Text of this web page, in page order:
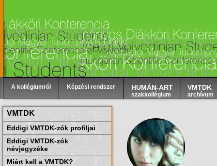
A kollégiumról Képzési rendszer HUMÁN-ART
szakkollégium
VMTDK
archívum
VMTDK
Eddigi VMTDK-zók profiljai
Eddigi VMTDK-zók
névjegyzéke
Miért kell a VMTDK?